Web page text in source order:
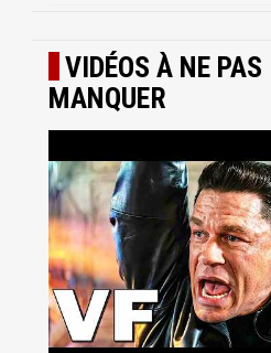
VIDÉOS À NE PAS
MANQUER